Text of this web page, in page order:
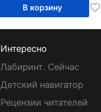
В корзину
Интересно
Лабиринт. Сейчас
Детский навигатор
Рецензии читателей